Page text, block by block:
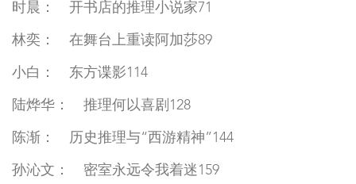
时晨： 开书店的推理小说家71
林奕： 在舞台上重读阿加莎89
小白： 东方谍影114
陆烨华： 推理何以喜剧128
陈渐： 历史推理与“西游精神”144
孙沁文： 密室永远令我着迷159